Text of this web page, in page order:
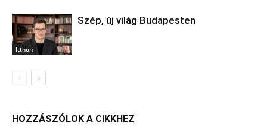
Itthon
Szép, új világ Budapesten
HOZZÁSZÓLOK A CIKKHEZ